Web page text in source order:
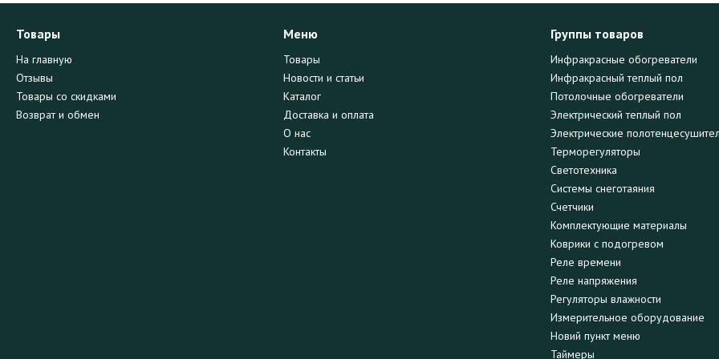
Товары
На главную
Отзывы
Товары со скидками
Возврат и обмен
Меню
Товары
Новости и статьи
Каталог
Доставка и оплата
О нас
Контакты
Группы товаров
Инфракрасные обогреватели
Инфракрасный теплый пол
Потолочные обогреватели
Электрический теплый пол
Электрические
Терморегуляторы
Светотехника
Системы снеготаяния
Счетчики
Комплектующие материалы
Коврики с подогревом
Реле времени
Реле напряжения
Регуляторы влажности
Измерительное оборудование
Новий пункт меню
Таймеры